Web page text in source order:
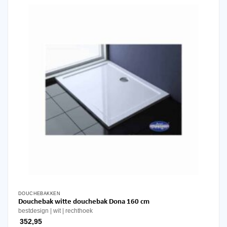
DOUCHEBAKKEN
Douchebak witte douchebak Dona 160 cm
bestdesign wit rechthoek
352,95